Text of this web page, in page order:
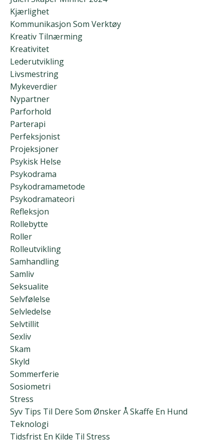
Kjærlighet
Kommunikasjon Som Verktøy
Kreativ Tilnærming
Kreativitet
Lederutvikling
Livsmestring
Mykeverdier
Nypartner
Parforhold
Parterapi
Perfeksjonist
Projeksjoner
Psykisk Helse
Psykodrama
Psykodramametode
Psykodramateori
Refleksjon
Rollebytte
Roller
Rolleutvikling
Samhandling
Samliv
Seksualite
Selvfølelse
Selvledelse
Selvtillit
Sexliv
Skam
Skyld
Sommerferie
Sosiometri
Stress
Syv Tips Til Dere Som Ønsker Å Skaffe En Hund
Teknologi
Tidsfrist En Kilde Til Stress